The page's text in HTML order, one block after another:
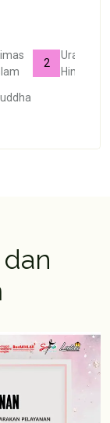
2
Ura
Hindu
dan